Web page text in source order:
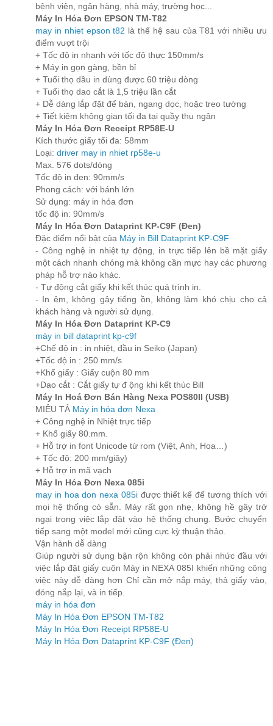
bệnh viện, ngân hàng, nhà máy, trường học...
Máy In Hóa Đơn EPSON TM-T82
may in nhiet epson t82 là thế hệ sau của T81 với nhiều ưu
điểm vượt trội
+ Tốc độ in nhanh với tốc độ thực 150mm/s
+ Máy in gọn gàng, bền bỉ
+ Tuổi thọ dầu in dùng được 60 triệu dòng
+ Tuổi thọ dao cắt là 1,5 triệu lần cắt
+ Dễ dàng lắp đặt để bàn, ngang dọc, hoặc treo tường
+ Tiết kiệm không gian tối đa tại quầy thu ngân
Máy In Hóa Đơn Receipt RP58E-U
Kích thước giấy tối đa: 58mm
Loại: driver may in nhiet rp58e-u
Max. 576 dots/dòng
Tốc độ in đen: 90mm/s
Phong cách: với bánh lớn
Sử dụng: máy in hóa đơn
tốc độ in: 90mm/s
Máy In Hóa Đơn Dataprint KP-C9F (Đen)
Đặc điểm nổi bật của Máy in Bill Dataprint KP-C9F
- Công nghệ in nhiệt tự động, in trực tiếp lên bề mặt giấy
một cách nhanh chóng mà không cần mực hay các phương
pháp hỗ trợ nào khác.
- Tự động cắt giấy khi kết thúc quá trình in.
- In êm, không gây tiếng ồn, không làm khó chịu cho cả
khách hàng và người sử dụng.
Máy In Hóa Đơn Dataprint KP-C9
máy in bill dataprint kp-c9f
+Chế độ in : in nhiệt, đầu in Seiko (Japan)
+Tốc độ in : 250 mm/s
+Khổ giấy : Giấy cuộn 80 mm
+Dao cắt : Cắt giấy tự đ ộng khi kết thúc Bill
Máy In Hoá Đơn Bán Hàng Nexa POS80II (USB)
MIÊU TẢ Máy in hóa đơn Nexa
+ Công nghệ in Nhiệt trực tiếp
+ Khổ giấy 80.mm.
+ Hỗ trợ in font Unicode từ rom (Việt, Anh, Hoa…)
+ Tốc độ: 200 mm/giây)
+ Hỗ trợ in mã vạch
Máy In Hóa Đơn Nexa 085i
may in hoa don nexa 085iđược thiết kế để tương thích với
mọi hệ thống có sẵn. Máy rất gọn nhẹ, không hề gây trở
ngại trong việc lắp đặt vào hệ thống chung. Bước chuyển
tiếp sang một model mới cũng cực kỳ thuận thảo.
Vận hành dễ dàng
Giúp người sử dụng bận rộn không còn phải nhức đầu với
việc lắp đặt giấy cuộn Máy in NEXA 085I khiến những công
việc này dễ dàng hơn Chỉ cần mở nắp máy, thả giấy vào,
đóng nắp lại, và in tiếp.
máy in hóa đơn
Máy In Hóa Đơn EPSON TM-T82
Máy In Hóa Đơn Receipt RP58E-U
Máy In Hóa Đơn Dataprint KP-C9F (Đen)